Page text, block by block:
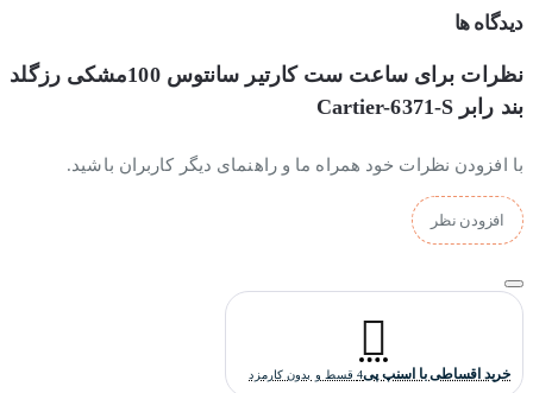
جنس بند و بدنه ساعت کارتیر سانتوس 100
جنس بدنه این ساعت کارتیه از سرامیک ساخته شده و همچنین
جنس
بندش از رابر ساخته شده است.
موتور ساعت کارتیه سانتوس 100
ژاپن می باشد و دارای ضمانت یکساله فروشگاه تک ثانیه است.
کیفیت ساخت ساعت کارتیه سانتوس
دیدگاه ها
نظرات برای ساعت ست کارتیر سانتوس 100مشکی رزگلد
بند رابر Cartier-6371-S
با افزودن نظرات خود همراه ما و راهنمای دیگر کاربران باشید.
افزودن نظر
خرید اقساطی با اسنپ پی4 قسط و بدون کارمزد